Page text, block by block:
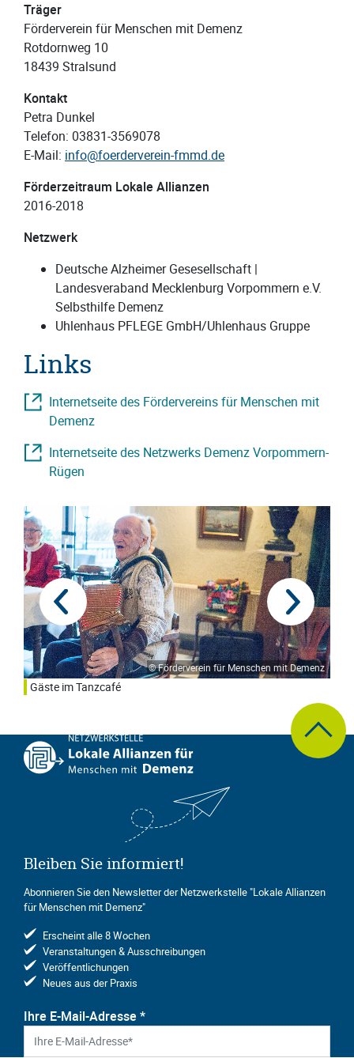
Träger
Förderverein für Menschen mit Demenz
Rotdornweg 10
18439 Stralsund
Kontakt
Petra Dunkel
Telefon: 03831-3569078
E-Mail: info@foerderverein-fmmd.de
Förderzeitraum Lokale Allianzen
2016-2018
Netzwerk
Deutsche Alzheimer Gesesellschaft |
Landesveraband Mecklenburg Vorpommern e.V.
Selbsthilfe Demenz
Uhlenhaus PFLEGE GmbH/Uhlenhaus Gruppe
Links
Internetseite des Fördervereins für Menschen mit
Demenz
Internetseite des Netzwerks Demenz Vorpommern-
Rügen
Previous
© Förderverein für Menschen mit Demenz
Gäste im Tanzcafé
Next
Bleiben Sie informiert!
Abonnieren Sie den Newsletter der Netzwerkstelle "Lokale Allianzen
für Menschen mit Demenz"
Erscheint alle 8 Wochen
Veranstaltungen & Ausschreibungen
Veröffentlichungen
Neues aus der Praxis
Ihre E-Mail-Adresse *
zum